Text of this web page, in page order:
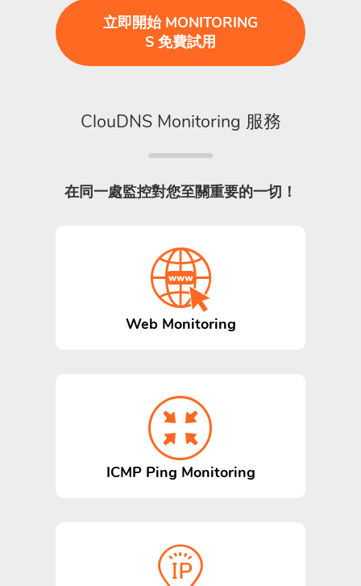
立即開始 MONITORING
S 免費試用
ClouDNS Monitoring 服務
在同一處監控對您至關重要的一切！
Web Monitoring
ICMP Ping Monitoring